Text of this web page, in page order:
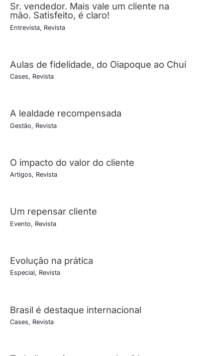
Sr. vendedor. Mais vale um cliente na
mão. Satisfeito, é claro!
Entrevista, Revista
Aulas de fidelidade, do Oiapoque ao Chuí
Cases, Revista
A lealdade recompensada
Gestão, Revista
O impacto do valor do cliente
Artigos, Revista
Um repensar cliente
Evento, Revista
Evolução na prática
Especial, Revista
Brasil é destaque internacional
Cases, Revista